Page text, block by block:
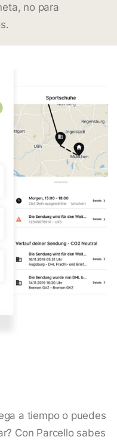
no para
a tiempo o puedes
Con Parcello sabes